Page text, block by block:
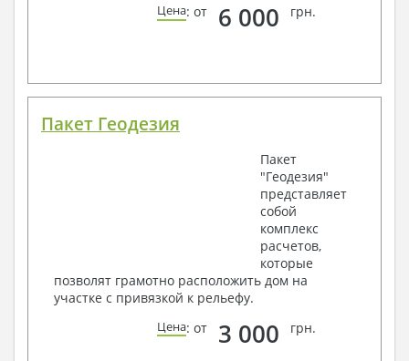
Цена: от 6 000 грн.
Пакет Геодезия
Пакет
"Геодезия"
представляет
собой
комплекс
расчетов,
которые
позволят грамотно расположить дом на
участке с привязкой к рельефу.
Цена: от 3 000 грн.